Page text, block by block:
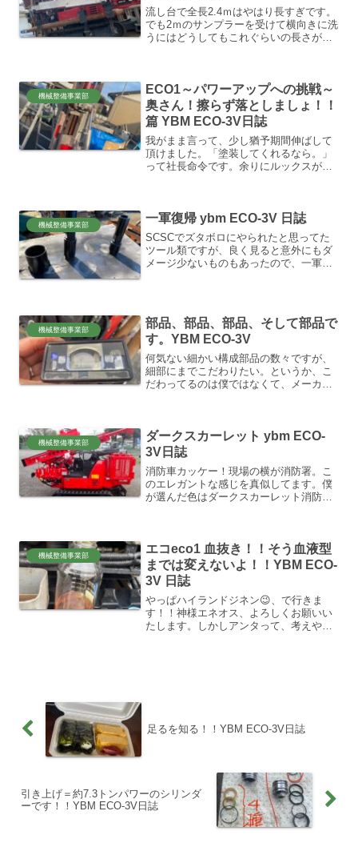
流し台で全長2.4ｍはやはり長すぎです。
でも2ｍのサンプラーを受けて横向きに洗
うにはどうしてもこれぐらいの長さが必
い専用運搬車があ...
機械整備事業部
ECO1～パワーアップへの挑戦～
奥さん！擦らず落としましょ！！
篇 YBM ECO-3V日誌
我がまま言って、少し猶予期間伸ばして
頂けました。「塗装してくれるなら。」
って社長命令です。余りにルックスが悪
ね、こんだけフロント錆び...
機械整備事業部 一軍復帰 ybm ECO-3V 日誌
SCSCでズタボロにやられたと思ってた
ツール類ですが、良く見ると意外にもダ
メージ少ないものもあったので、一軍復
丈夫です。やはり打撃操...
機械整備事業部
部品、部品、部品、そして部品で
す。YBM ECO-3V
何気ない細かい構成部品の数々ですが、
細部にまでこだわりたい。というか、こ
だわってるのは僕ではなくて、メーカー
ーファンの故障が減ったそ...
機械整備事業部
ダークスカーレット ybm ECO-
3V日誌
消防車カッケー！現場の横が消防署。こ
のエレガントな感じを真似してます。僕
が選んだ色はダークスカーレット消防車
やっぱりこの色、よく信号...
機械整備事業部
エコeco1 血抜き！！そう血液型
までは変えないよ！！YBM ECO-
3V 日誌
やっぱハイランドジネン😉、で行きま
す！！神様エネオス、よろしくお願いい
たします。しかしアンタって、考えや嗜
足るを知る！！YBM ECO-3V日誌
引き上げ＝約7.3トンパワーのシリンダ
ーです！！YBM ECO-3V日誌